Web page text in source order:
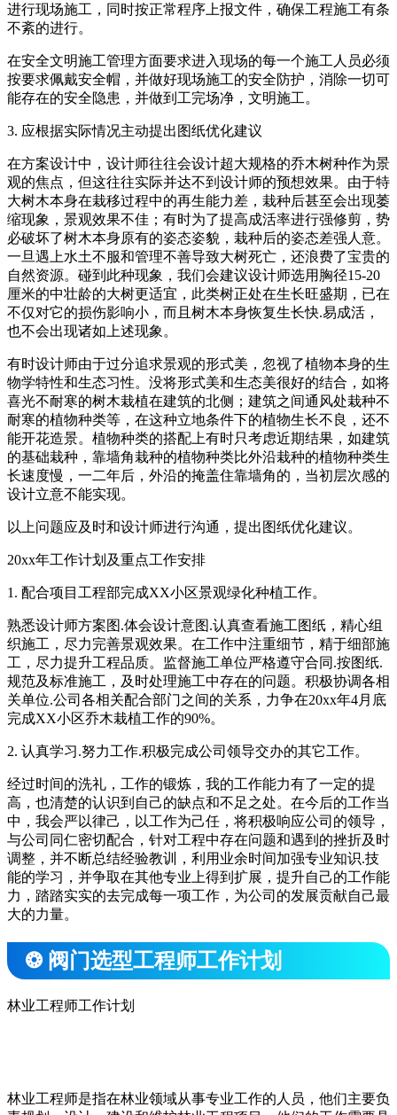
进行现场施工，同时按正常程序上报文件，确保工程施工有条
不紊的进行。
在安全文明施工管理方面要求进入现场的每一个施工人员必须
按要求佩戴安全帽，并做好现场施工的安全防护，消除一切可
能存在的安全隐患，并做到工完场净，文明施工。
3. 应根据实际情况主动提出图纸优化建议
在方案设计中，设计师往往会设计超大规格的乔木树种作为景
观的焦点，但这往往实际并达不到设计师的预想效果。由于特
大树木本身在栽移过程中的再生能力差，栽种后甚至会出现萎
缩现象，景观效果不佳；有时为了提高成活率进行强修剪，势
必破坏了树木本身原有的姿态姿貌，栽种后的姿态差强人意。
一旦遇上水土不服和管理不善导致大树死亡，还浪费了宝贵的
自然资源。碰到此种现象，我们会建议设计师选用胸径15-20
厘米的中壮龄的大树更适宜，此类树正处在生长旺盛期，已在
不仅对它的损伤影响小，而且树木本身恢复生长快.易成活，
也不会出现诸如上述现象。
有时设计师由于过分追求景观的形式美，忽视了植物本身的生
物学特性和生态习性。没将形式美和生态美很好的结合，如将
喜光不耐寒的树木栽植在建筑的北侧；建筑之间通风处栽种不
耐寒的植物种类等，在这种立地条件下的植物生长不良，还不
能开花造景。植物种类的搭配上有时只考虑近期结果，如建筑
的基础栽种，靠墙角栽种的植物种类比外沿栽种的植物种类生
长速度慢，一二年后，外沿的掩盖住靠墙角的，当初层次感的
设计立意不能实现。
以上问题应及时和设计师进行沟通，提出图纸优化建议。
20xx年工作计划及重点工作安排
1. 配合项目工程部完成XX小区景观绿化种植工作。
熟悉设计师方案图.体会设计意图.认真查看施工图纸，精心组
织施工，尽力完善景观效果。在工作中注重细节，精于细部施
工，尽力提升工程品质。监督施工单位严格遵守合同.按图纸.
规范及标准施工，及时处理施工中存在的问题。积极协调各相
关单位.公司各相关配合部门之间的关系，力争在20xx年4月底
完成XX小区乔木栽植工作的90%。
2. 认真学习.努力工作.积极完成公司领导交办的其它工作。
经过时间的洗礼，工作的锻炼，我的工作能力有了一定的提
高，也清楚的认识到自己的缺点和不足之处。在今后的工作当
中，我会严以律己，以工作为己任，将积极响应公司的领导，
与公司同仁密切配合，针对工程中存在问题和遇到的挫折及时
调整，并不断总结经验教训，利用业余时间加强专业知识.技
能的学习，并争取在其他专业上得到扩展，提升自己的工作能
力，踏踏实实的去完成每一项工作，为公司的发展贡献自己最
大的力量。
❂ 阀门选型工程师工作计划
林业工程师工作计划
林业工程师是指在林业领域从事专业工作的人员，他们主要负